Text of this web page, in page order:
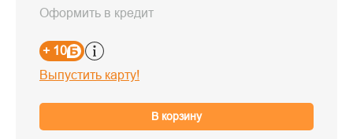
Оформить в кредит
+ 10
Выпустить карту!
В корзину